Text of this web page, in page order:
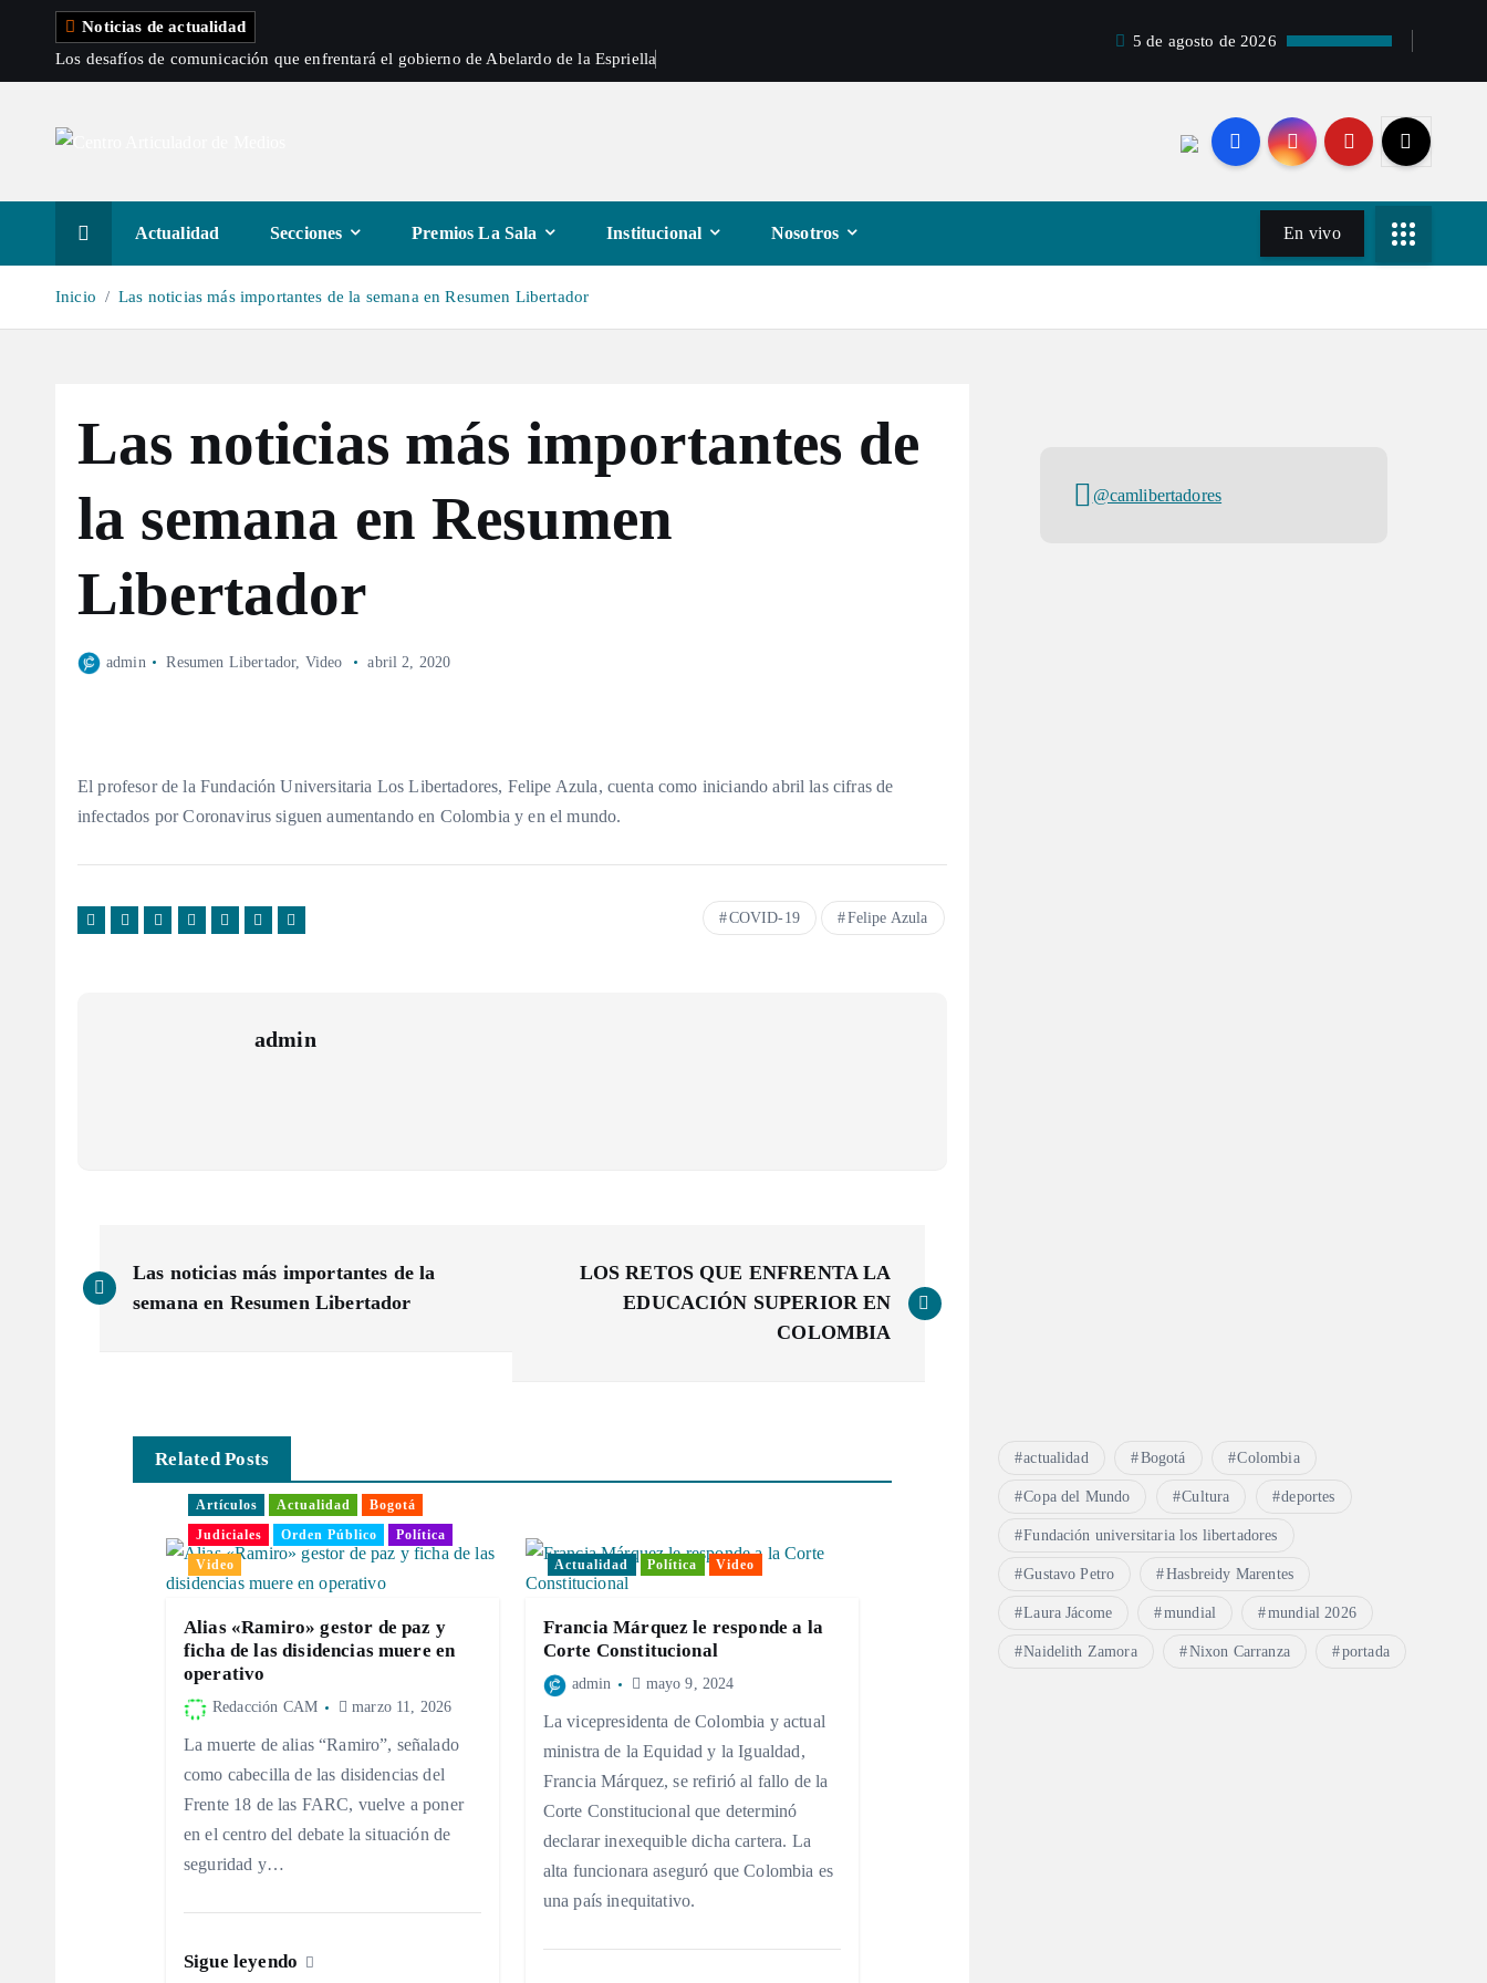
Noticias de actualidad
Los desafíos de comunicación que enfrentará el gobierno de Abelardo de la Espriella
5 de agosto de 2026
Actualidad Secciones Premios La Sala Institucional Nosotros En vivo
Inicio Las noticias más importantes de la semana en Resumen Libertador
Las noticias más importantes de
la semana en Resumen
Libertador
admin Resumen Libertador, Video abril 2, 2020
El profesor de la Fundación Universitaria Los Libertadores, Felipe Azula, cuenta como iniciando abril las cifras de
infectados por Coronavirus siguen aumentando en Colombia y en el mundo.
COVID-19 Felipe Azula
admin
a
Las noticias más importantes de la
semana en Resumen Libertador
LOS RETOS QUE ENFRENTA LA
EDUCACIÓN SUPERIOR EN
COLOMBIA
Related Posts
Artículos Actualidad
Bogotá
Judiciales
Orden Público
Política
Video
Alias «Ramiro» gestor de paz y
ficha de las disidencias muere en
operativo
Redacción CAM marzo 11, 2026
La muerte de alias “Ramiro”, señalado
como cabecilla de las disidencias del
Frente 18 de las FARC, vuelve a poner
en el centro del debate la situación de
seguridad y…
Sigue leyendo
Actualidad Política Video
Francia Márquez le responde a la
Corte Constitucional
admin mayo 9, 2024
La vicepresidenta de Colombia y actual
ministra de la Equidad y la Igualdad,
Francia Márquez, se refirió al fallo de la
Corte Constitucional que determinó
declarar inexequible dicha cartera. La
alta funcionara aseguró que Colombia es
una país inequitativo.
@camlibertadores
actualidad Bogotá Colombia
Copa del Mundo Cultura deportes
Fundación universitaria los libertadores
Gustavo Petro Hasbreidy Marentes
Laura Jácome mundial mundial 2026
Naidelith Zamora Nixon Carranza portada